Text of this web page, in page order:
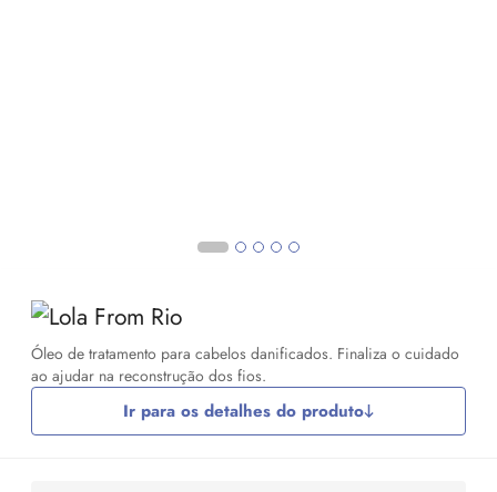
Óleo de tratamento para cabelos danificados. Finaliza o cuidado
ao ajudar na reconstrução dos fios.
Ir para os detalhes do produto